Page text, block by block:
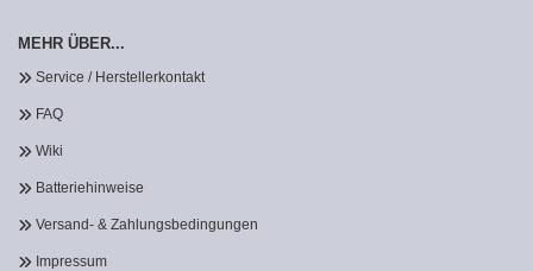
MEHR ÜBER...
Service / Herstellerkontakt
FAQ
Wiki
Batteriehinweise
Versand- & Zahlungsbedingungen
Impressum